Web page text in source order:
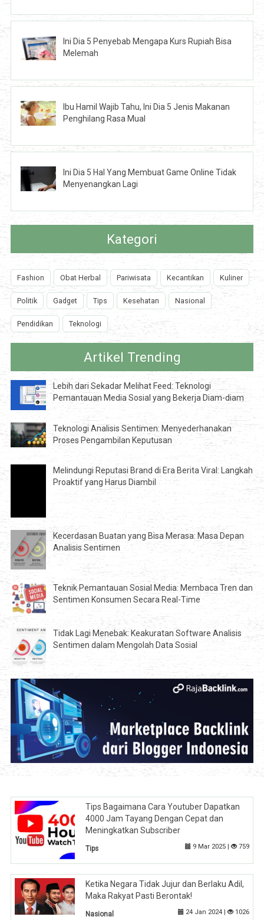
Ini Dia 5 Penyebab Mengapa Kurs Rupiah Bisa
Melemah
Ibu Hamil Wajib Tahu, Ini Dia 5 Jenis Makanan
Penghilang Rasa Mual
Ini Dia 5 Hal Yang Membuat Game Online Tidak
Menyenangkan Lagi
Kategori
Fashion Obat Herbal Pariwisata Kecantikan Kuliner
Politik Gadget Tips Kesehatan Nasional
Pendidikan Teknologi
Artikel Trending
Lebih dari Sekadar Melihat Feed: Teknologi
Pemantauan Media Sosial yang Bekerja Diam-diam
Teknologi Analisis Sentimen: Menyederhanakan
Proses Pengambilan Keputusan
Melindungi Reputasi Brand di Era Berita Viral: Langkah
Proaktif yang Harus Diambil
Kecerdasan Buatan yang Bisa Merasa: Masa Depan
Analisis Sentimen
Teknik Pemantauan Sosial Media: Membaca Tren dan
Sentimen Konsumen Secara Real-Time
Tidak Lagi Menebak: Keakuratan Software Analisis
Sentimen dalam Mengolah Data Sosial
Tips Bagaimana Cara Youtuber Dapatkan
4000 Jam Tayang Dengan Cepat dan
Meningkatkan Subscriber
Tips 9 Mar 2025 | 759
Ketika Negara Tidak Jujur dan Berlaku Adil,
Maka Rakyat Pasti Berontak!
Nasional 24 Jan 2024 | 1026